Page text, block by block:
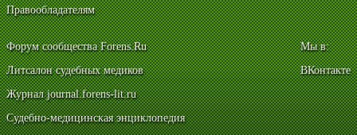
Правообладателям
Форум сообщества Forens.Ru
Литсалон судебных медиков
Журнал journal.forens-lit.ru
Судебно-медицинская энциклопедия
Мы в:
ВКонтакте